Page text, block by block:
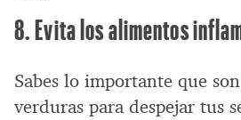
8. Evita los alimentos
Sabes lo importante que
verduras para despejar tus